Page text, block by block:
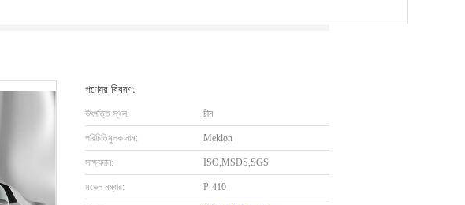
পণ্যের বিবরণ:
উৎপত্তি স্থল: চীন
পরিচিতিমুলক নাম: Meklon
সাক্ষ্যদান: ISO,MSDS,SGS
মডেল নম্বার: P-410